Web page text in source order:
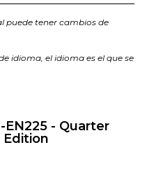
puede tener cambios de
idioma, el idioma es el que se
EN225 - Quarter
Edition